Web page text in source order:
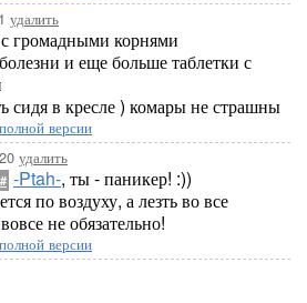
удалить
громадными корнями
и еще больше таблетки с
сидя в кресле ) комары не страшны
версии
удалить
# -Ptah-, ты - паникер! :))
по воздуху, а лезть во все
не обязательно!
версии